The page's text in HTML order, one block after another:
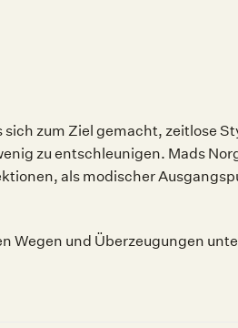
zum Ziel gemacht, zeitlose
zu entschleunigen. Mads
als modischer
und Überzeugungen